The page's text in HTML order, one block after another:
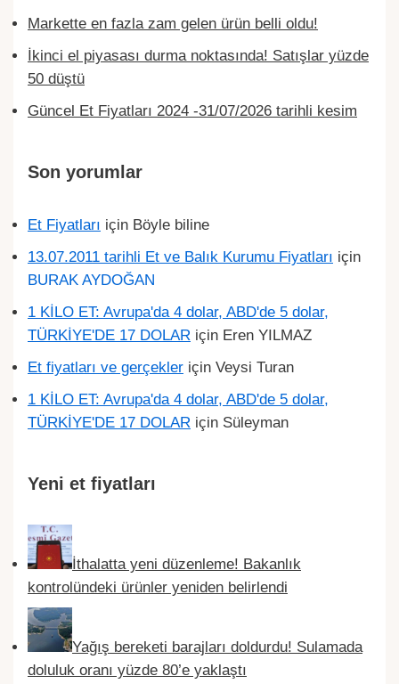
Markette en fazla zam gelen ürün belli oldu!
İkinci el piyasası durma noktasında! Satışlar yüzde
50 düştü
Güncel Et Fiyatları 2024 -31/07/2026 tarihli kesim
Son yorumlar
Et Fiyatları için Böyle biline
13.07.2011 tarihli Et ve Balık Kurumu Fiyatları için
BURAK AYDOĞAN
1 KİLO ET: Avrupa'da 4 dolar, ABD'de 5 dolar,
TÜRKİYE'DE 17 DOLAR için Eren YILMAZ
Et fiyatları ve gerçekler için Veysi Turan
1 KİLO ET: Avrupa'da 4 dolar, ABD'de 5 dolar,
TÜRKİYE'DE 17 DOLAR için Süleyman
Yeni et fiyatları
İthalatta yeni düzenleme! Bakanlık
kontrolündeki ürünler yeniden belirlendi
Yağış bereketi barajları doldurdu! Sulamada
doluluk oranı yüzde 80’e yaklaştı